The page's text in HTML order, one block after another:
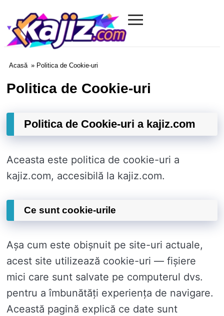
Kajiz.com
≡
Acasă » Politica de Cookie-uri
Politica de Cookie-uri
Politica de Cookie-uri a kajiz.com
Aceasta este politica de cookie-uri a
kajiz.com, accesibilă la kajiz.com.
Ce sunt cookie-urile
Așa cum este obișnuit pe site-uri actuale,
acest site utilizează cookie-uri — fișiere
mici care sunt salvate pe computerul dvs.
pentru a îmbunătăți experiența de navigare.
Această pagină explică ce date sunt